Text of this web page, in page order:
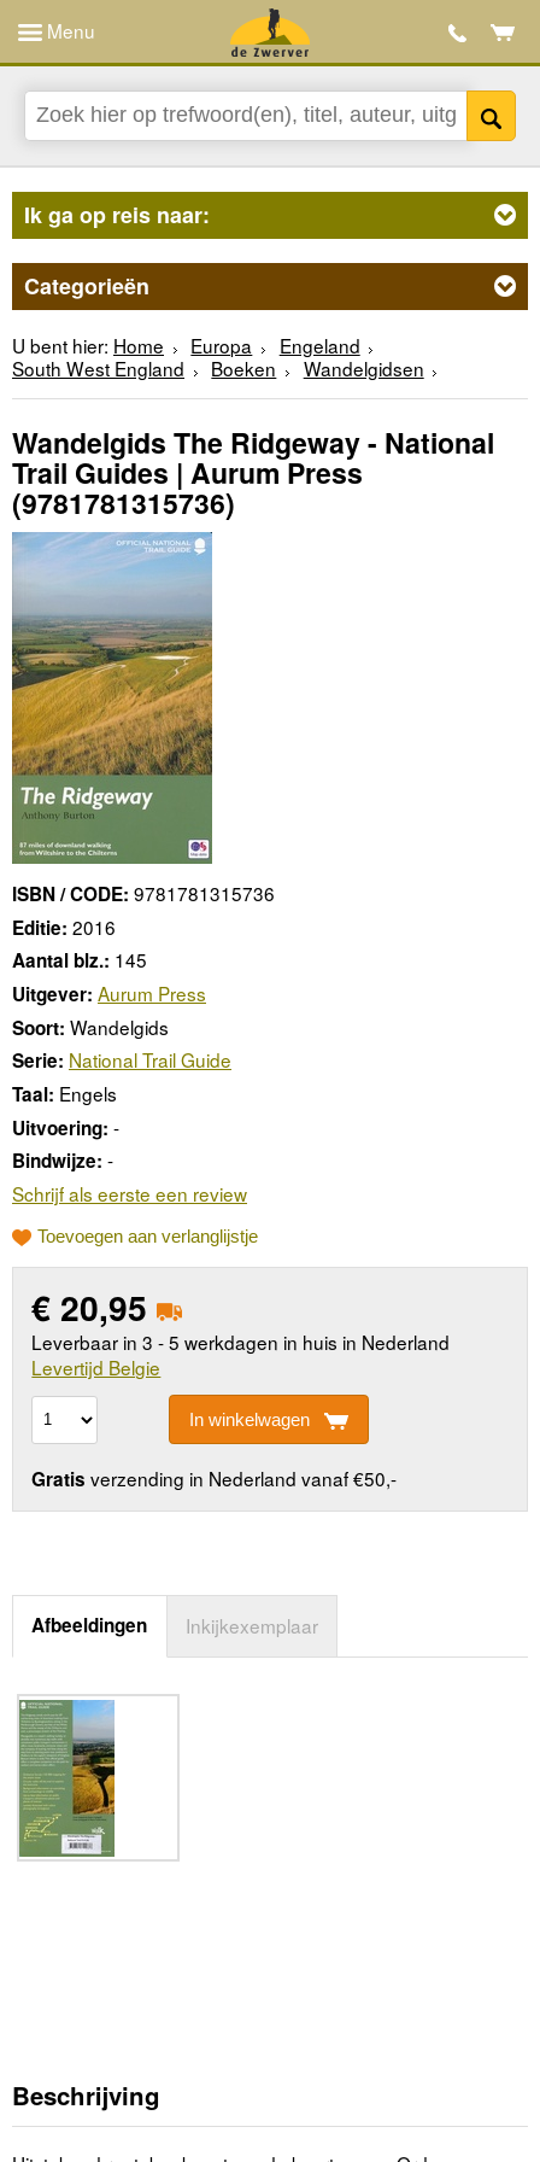
Menu
Ik ga op reis naar:
Categorieën
U bent hier: Home Europa
Engeland
South West England
Boeken Wandelgidsen
Wandelgids The Ridgeway - National
Trail Guides | Aurum Press
(9781781315736)
ISBN / CODE: 9781781315736
Editie: 2016
Aantal blz.: 145
Uitgever: Aurum Press
Soort: Wandelgids
Serie: National Trail Guide
Taal: Engels
Uitvoering: -
Bindwijze: -
Schrijf als eerste een review
Toevoegen aan verlanglijstje
€ 20,95
Leverbaar in 3 - 5 werkdagen in huis in Nederland
Levertijd Belgie
In winkelwagen
Gratis verzending in Nederland vanaf €50,-
Afbeeldingen Inkijkexemplaar
Beschrijving